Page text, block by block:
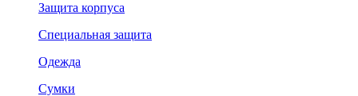
Защита корпуса
Специальная защита
Одежда
Сумки